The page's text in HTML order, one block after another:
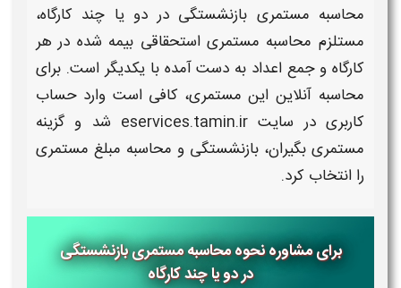
محاسبه مستمری بازنشستگی در دو یا چند کارگاه،
مستلزم محاسبه مستمری استحقاقی بیمه شده در هر
کارگاه و جمع اعداد به دست آمده با یکدیگر است. برای
محاسبه آنلاین این مستمری، کافی است وارد حساب
کاربری در سایت eservices.tamin.ir شد و گزینه
مستمری بگیران، بازنشستگی و محاسبه مبلغ مستمری
را انتخاب کرد.
برای مشاوره نحوه محاسبه مستمری بازنشستگی
در دو یا چند کارگاه